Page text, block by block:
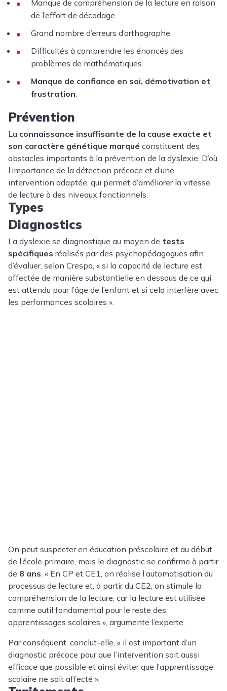
Manque de compréhension de la lecture en raison
de l’effort de décodage.
Grand nombre d’erreurs d’orthographe.
Difficultés à comprendre les énoncés des
problèmes de mathématiques.
Manque de confiance en soi, démotivation et
frustration.
Prévention
La connaissance insuffisante de la cause exacte et
son caractère génétique marqué constituent des
obstacles importants à la prévention de la dyslexie. D’où
l’importance de la détection précoce et d’une
intervention adaptée, qui permet d’améliorer la vitesse
de lecture à des niveaux fonctionnels.
Types
Diagnostics
La dyslexie se diagnostique au moyen de tests
spécifiques réalisés par des psychopédagogues afin
d’évaluer, selon Crespo, « si la capacité de lecture est
affectée de manière substantielle en dessous de ce qui
est attendu pour l’âge de l’enfant et si cela interfère avec
les performances scolaires ».
On peut suspecter en éducation préscolaire et au début
de l’école primaire, mais le diagnostic se confirme à partir
de 8 ans. « En CP et CE1, on réalise l’automatisation du
processus de lecture et, à partir du CE2, on stimule la
compréhension de la lecture, car la lecture est utilisée
comme outil fondamental pour le reste des
apprentissages scolaires », argumente l’experte.
Par conséquent, conclut-elle, « il est important d’un
diagnostic précoce pour que l’intervention soit aussi
efficace que possible et ainsi éviter que l’apprentissage
scolaire ne soit affecté ».